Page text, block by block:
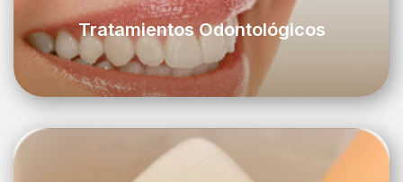
Tratamientos Odontológicos